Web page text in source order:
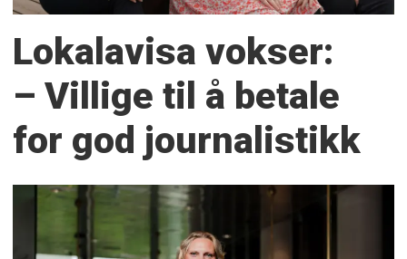
Lokalavisa vokser:
– Villige til å betale
for god journalistikk